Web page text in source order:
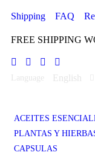
Shipping FAQ
FREE SHIPPING
Language English
ACEITES
PLANTAS Y
CAPSULAS